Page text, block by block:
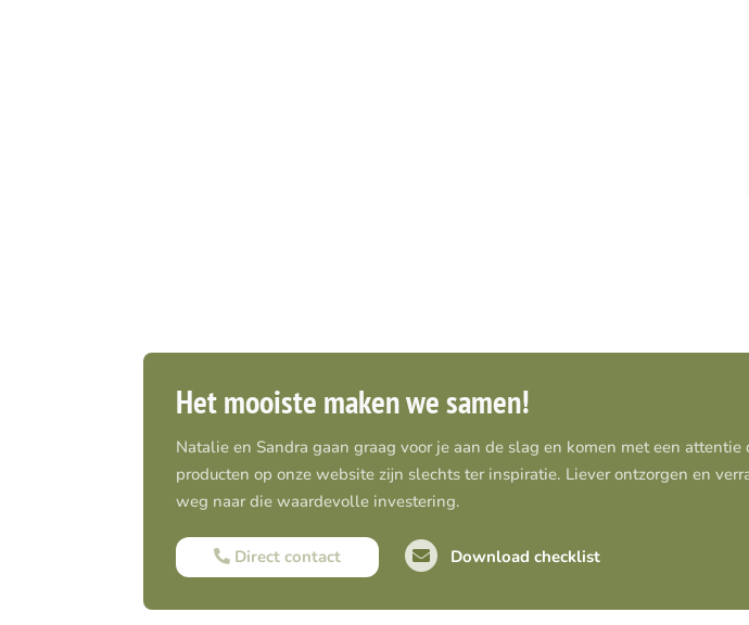
Het mooiste maken we samen!
Natalie en Sandra gaan graag voor je aan de slag en komen met een
producten op onze website zijn slechts ter inspiratie. Liever ontzorgen en
weg naar die waardevolle investering.
Direct contact Download checklist